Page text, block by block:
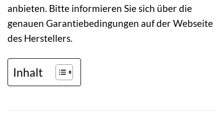
anbieten. Bitte informieren Sie sich über die
genauen Garantiebedingungen auf der Webseite
des Herstellers.
Inhalt